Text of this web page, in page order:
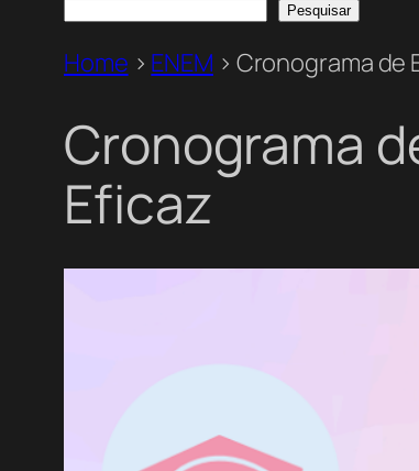
Pesquisar
Home > ENEM > Cronograma de
Cronograma
Eficaz